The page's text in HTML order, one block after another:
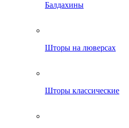
Балдахины
Шторы на люверсах
Шторы классические